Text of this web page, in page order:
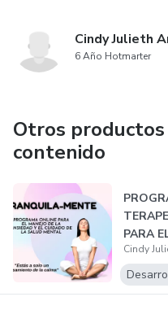
Cindy Julieth
6 Año Hotmarter
Otros
contenido
PARA
DE LA